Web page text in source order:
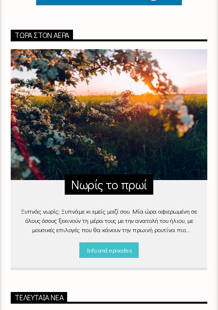
ΤΏΡΑ ΣΤΟΝ ΑΈΡΑ
Νωρίς το πρωί
Ξυπνάς νωρίς; Ξυπνάμε κι εμείς μαζί σου. Μία ώρα αφιερωμένη σε
όλους όσους ξεκινούν τη μέρα τους με την ανατολή του ήλιου, με
μουσικές επιλογές που θα κάνουν την πρωινή ρουτίνα πιο
06:00 - 07:00 στον Empneusi 107 FM
Info and episodes
ΤΕΛΕΥΤΑΊΑ ΝΈΑ